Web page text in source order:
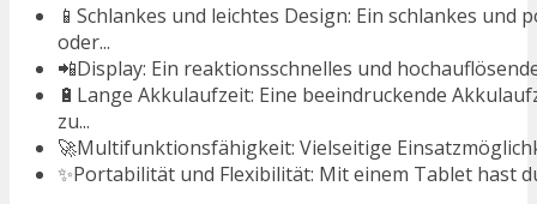
📱Schlankes und leichtes Design: Ein schlankes
oder...
📲Display: Ein reaktionsschnelles und
🔋Lange Akkulaufzeit: Eine beeindruckende
zu...
🚀Multifunktionsfähigkeit: Vielseitige
✨Portabilität und Flexibilität: Mit einem Tablet hast